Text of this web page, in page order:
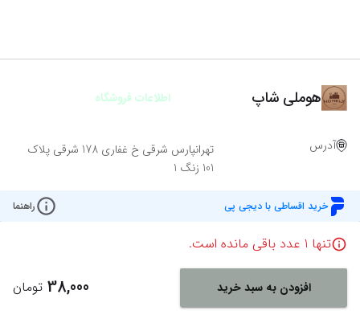
خرید اقساطی با دیجی پی راهنما
تنها 1 عدد باقی مانده است.
افزودن به سبد خرید 38,000 تومان
هوملی شاپ اطلاعات فروشگاه
آدرس
تهرانپارس شرقی خ غفاری 178 شرقی پلاک
101 زنگ 1